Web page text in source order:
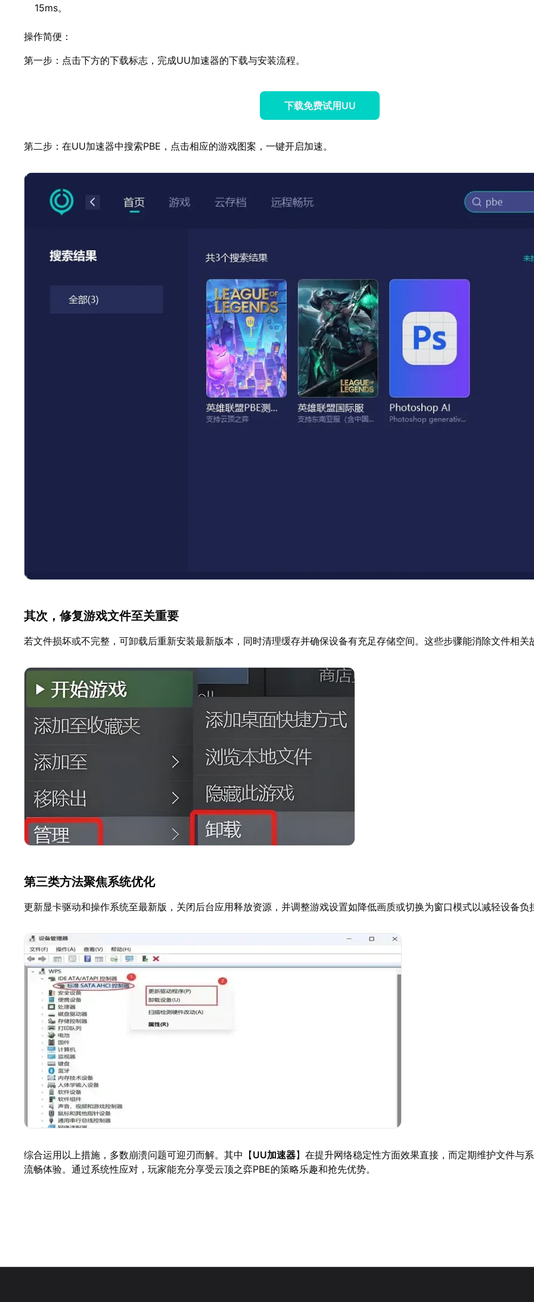
15ms。
操作简便：
第一步：点击下方的下载标志，完成UU加速器的下载与安装流程。
下载免费试用UU
第二步：在UU加速器中搜索PBE，点击相应的游戏图案，一键开启加速。
其次，修复游戏文件至关重要
若文件损坏或不完整，可卸载后重新安装最新版本，同时清理缓存并确保设备有充足存储空间。这些步骤能消除文件相关
第三类方法聚焦系统优化
更新显卡驱动和操作系统至最新版，关闭后台应用释放资源，并调整游戏设置如降低画质或切换为窗口模式以减轻设备负
综合运用以上措施，多数崩溃问题可迎刃而解。其中【UU加速器】在提升网络稳定性方面效果直接，而定期维护文件与
流畅体验。通过系统性应对，玩家能充分享受云顶之弈PBE的策略乐趣和抢先优势。